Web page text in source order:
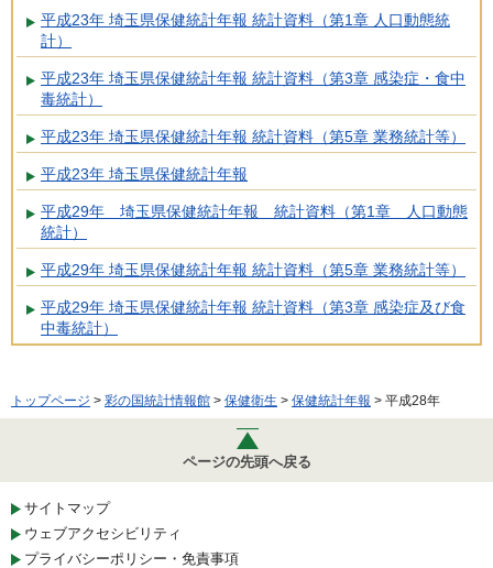
平成23年 埼玉県保健統計年報 統計資料（第1章 人口動態統
計）
平成23年 埼玉県保健統計年報 統計資料（第3章 感染症・食中
毒統計）
平成23年 埼玉県保健統計年報 統計資料（第5章 業務統計等）
平成23年 埼玉県保健統計年報
平成29年 埼玉県保健統計年報 統計資料（第1章 人口動態
統計）
平成29年 埼玉県保健統計年報 統計資料（第5章 業務統計等）
平成29年 埼玉県保健統計年報 統計資料（第3章 感染症及び食
中毒統計）
トップページ > 彩の国統計情報館 > 保健衛生 > 保健統計年報 > 平成28年
ページの先頭へ戻る
サイトマップ
ウェブアクセシビリティ
プライバシーポリシー・免責事項